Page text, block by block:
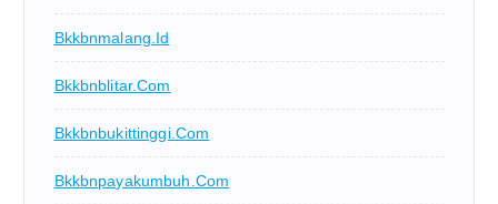
Bkkbnmalang.id
Bkkbnblitar.com
Bkkbnbukittinggi.com
Bkkbnpayakumbuh.com